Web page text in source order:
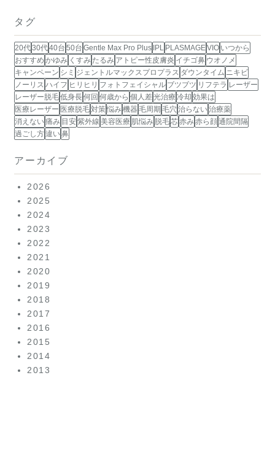
タグ
20代30代40台 50台 Gentle Max Pro Plus IPL PLASMAGEVIO いつから
おすすめ かゆみ くすみ たるみ アトピー性皮膚炎 イチゴ鼻 ウオノメ
キャンペーン シミ ジェントルマックスプロプラス ダウンタイム ニキビ
ノーリス ハイフ ヒリヒリ フォトフェイシャル ブツブツ リフテラ レーザー
レーザー脱毛低身長何回 何歳から 個人差光治療 冷却 効果は
医療レーザー 医療脱毛対策悩み機器 毛周期 毛穴 治らない治療薬
消えない痛み 目安紫外線 美容医療 肌悩み 脱毛芯赤み赤ら顔通院間隔
過ごし方違い鼻
アーカイブ
2026
2025
2024
2023
2022
2021
2020
2019
2018
2017
2016
2015
2014
2013